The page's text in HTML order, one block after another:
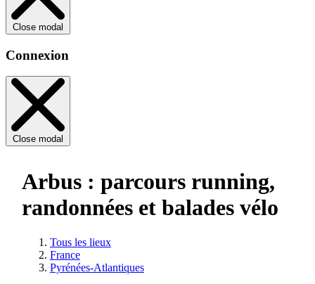
Close modal
Connexion
Close modal
Arbus : parcours running,
randonnées et balades vélo
Tous les lieux
France
Pyrénées-Atlantiques